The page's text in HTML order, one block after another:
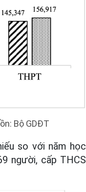
Bộ GDĐT
so với năm học
người, cấp THCS